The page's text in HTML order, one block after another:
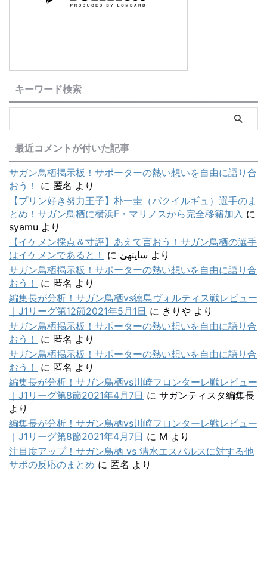
キーワード検索
最近コメントが付いた記事
サガン鳥栖掲示板！サポーターの熱い想いを自由に語り合
おう！
に 匿名 より
【プリン好き努力王子】朴一圭（パクイルギュ）選手のま
とめ！サガン鳥栖に横浜F・マリノスから完全移籍加入 に
syamu より
【イケメン採点＆寸評】あえて言おう！サガン鳥栖の選手
はイケメンであると！
に سایتهئ より
サガン鳥栖掲示板！サポーターの熱い想いを自由に語り合
おう！
に 匿名 より
編集長が分析！サガン鳥栖vs徳島ヴォルティス戦レビュー
｜J1リーグ第12節2021年5月1日 に きりや より
サガン鳥栖掲示板！サポーターの熱い想いを自由に語り合
おう！
に 匿名 より
サガン鳥栖掲示板！サポーターの熱い想いを自由に語り合
おう！
に 匿名 より
編集長が分析！サガン鳥栖vs川崎フロンターレ戦レビュー
｜J1リーグ第8節2021年4月7日 に サガンティスタ編集長
より
編集長が分析！サガン鳥栖vs川崎フロンターレ戦レビュー
｜J1リーグ第8節2021年4月7日 に M より
注目度アップ！サガン鳥栖 vs 清水エスパルスに対する他
サポの反応のまとめ に 匿名 より